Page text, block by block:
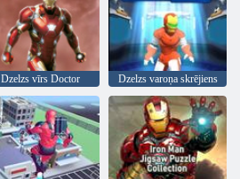
Dzelzs vīrs Doctor Dzelzs varoņa skrējiens